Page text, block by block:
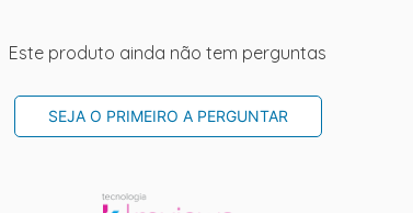
Este produto ainda não tem perguntas
SEJA O PRIMEIRO A PERGUNTAR